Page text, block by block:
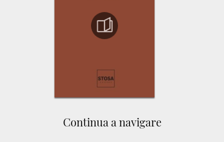
Continua a navigare